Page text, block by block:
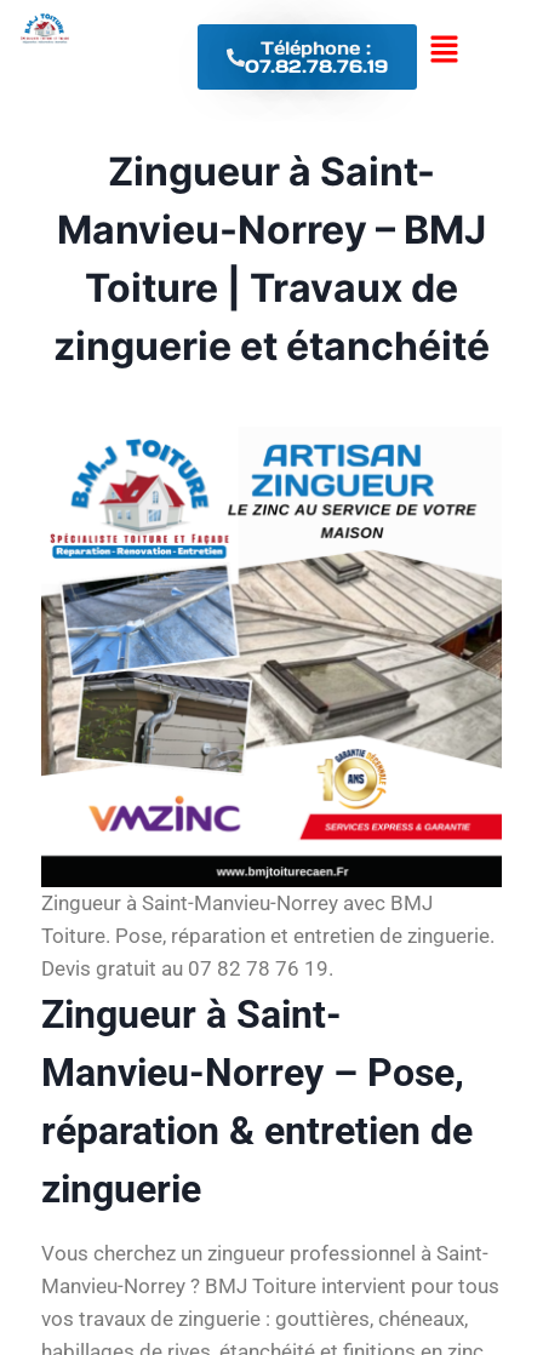
Téléphone :
07.82.78.76.19
Zingueur à Saint-
Manvieu-Norrey – BMJ
Toiture | Travaux de
zinguerie et étanchéité
Zingueur à Saint-Manvieu-Norrey avec BMJ
Toiture. Pose, réparation et entretien de zinguerie.
Devis gratuit au 07 82 78 76 19.
Zingueur à Saint-
Manvieu-Norrey – Pose,
réparation & entretien de
zinguerie
Vous cherchez un zingueur professionnel à Saint-
Manvieu-Norrey ? BMJ Toiture intervient pour tous
vos travaux de zinguerie : gouttières, chéneaux,